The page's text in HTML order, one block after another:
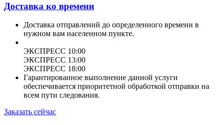
Доставка ко времени
Доставка отправлений до определенного времени в
нужном вам населенном пункте.
ЭКСПРЕСС 10:00
ЭКСПРЕСС 13:00
ЭКСПРЕСС 18:00
Гарантированное выполнение данной услуги
обеспечивается приоритетной обработкой отправки на
всем пути следования.
Заказать сейчас